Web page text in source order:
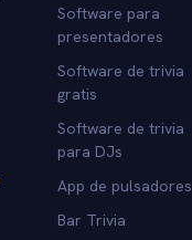
Software para
presentadores
Software de trivia
gratis
Software de trivia
para DJs
App de pulsadores
Bar Trivia